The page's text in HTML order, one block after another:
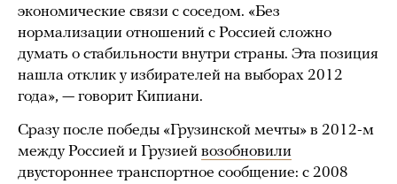
экономические связи с соседом. «Без
нормализации отношений с Россией сложно
думать о стабильности внутри страны. Эта позиция
нашла отклик у избирателей на выборах 2012
года», — говорит Кипиани.
Сразу после победы «Грузинской мечты» в 2012-м
между Россией и Грузией возобновили
двустороннее транспортное сообщение: с 2008